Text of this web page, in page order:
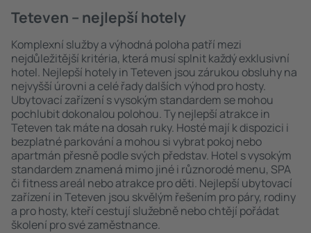
Teteven – nejlepší hotely
Komplexní služby a výhodná poloha patří mezi
nejdůležitější kritéria, která musí splnit každý exklusivní
hotel. Nejlepší hotely in Teteven jsou zárukou obsluhy na
nejvyšší úrovni a celé řady dalších výhod pro hosty.
Ubytovací zařízení s vysokým standardem se mohou
pochlubit dokonalou polohou. Ty nejlepší atrakce in
Teteven tak máte na dosah ruky. Hosté mají k dispozici i
bezplatné parkování a mohou si vybrat pokoj nebo
apartmán přesně podle svých představ. Hotel s vysokým
standardem znamená mimo jiné i různorodé menu, SPA
či fitness areál nebo atrakce pro děti. Nejlepší ubytovací
zařízení in Teteven jsou skvělým řešením pro páry, rodiny
a pro hosty, kteří cestují služebně nebo chtějí pořádat
školení pro své zaměstnance.